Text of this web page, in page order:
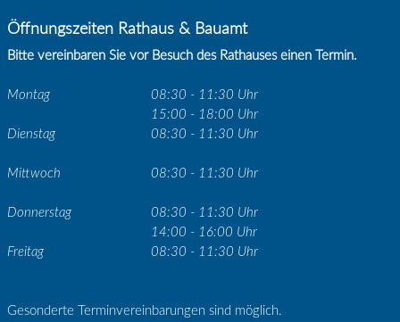
Öffnungszeiten Rathaus & Bauamt
Bitte vereinbaren Sie vor Besuch des Rathauses einen Termin.
Montag
08:30 - 11:30 Uhr
15:00 - 18:00 Uhr
Dienstag
08:30 - 11:30 Uhr
Mittwoch 08:30 - 11:30 Uhr
Donnerstag
08:30 - 11:30 Uhr
14:00 - 16:00 Uhr
Freitag
08:30 - 11:30 Uhr
Gesonderte Terminvereinbarungen sind möglich.